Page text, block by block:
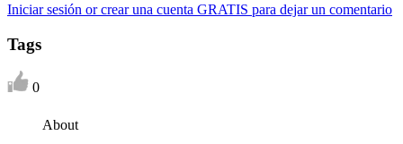
Iniciar sesión or crear una cuenta GRATIS para dejar un comentario
Tags
0
About